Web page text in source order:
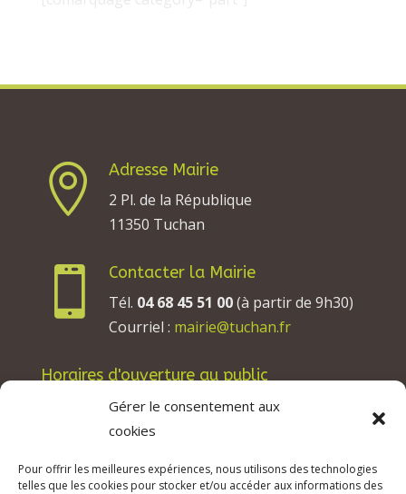
Gérer le consentement aux
cookies
Pour offrir les meilleures expériences, nous utilisons des technologies
telles que les cookies pour stocker et/ou accéder aux informations des

Adresse Mairie
2 Pl. de la République
11350 Tuchan

Contacter la Mairie
Tél. 04 68 45 51 00(à partir de 9h30)
Courriel : mairie@tuchan.fr
Horaires d'ouverture au public
Les lundis, mardis et jeudis : de 8h à 12h et de
13h30 à 17h30.
Les vendredis : de 8h à 12h.